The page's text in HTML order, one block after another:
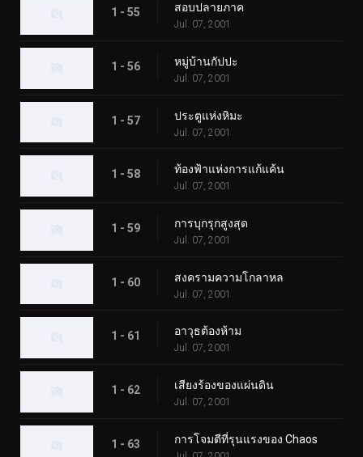
1 - 55 สอบปลายภาค
Jul. 07, 2001
1 - 56 หมู่บ้านกัปปะ
Jul. 07, 2001
1 - 57 ประตูแห่งหิมะ
Jul. 07, 2001
1 - 58 ท้องฟ้าแห่งการแก้แค้น
Jul. 07, 2001
1 - 59 การบุกรุกสูงสุด
Jul. 07, 2001
1 - 60 สงครามความโกลาหล
Jul. 07, 2001
1 - 61 อาวุธต้องห้าม
Jul. 07, 2001
1 - 62 เสียงร้องของแผ่นดิน
Jul. 07, 2001
1 - 63 การโจมตีที่รุนแรงของ Chaos